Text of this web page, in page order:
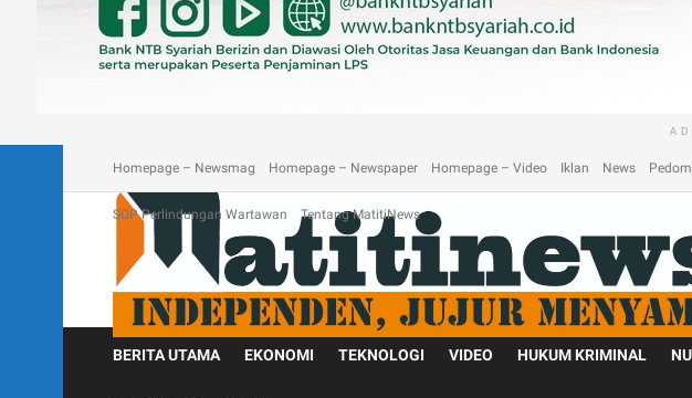
Homepage – Newsmag Homepage – Newspaper Homepage – Video Iklan News
SOP Perlindungan Wartawan Tentang MatitiNews
BERITA UTAMA EKONOMI TEKNOLOGI VIDEO HUKUM KRIMINAL